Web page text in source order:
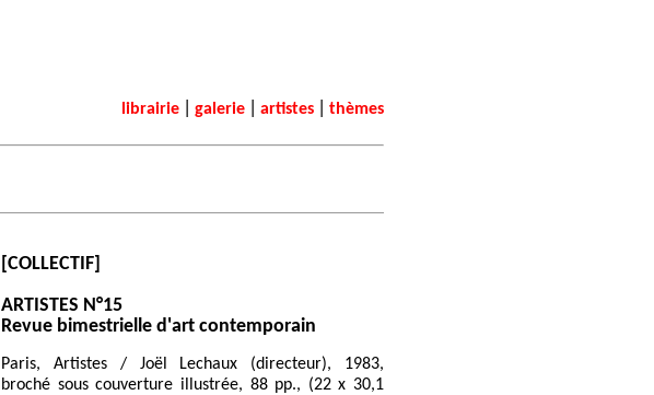
librairie galerie artistes thèmes
[COLLECTIF]
ARTISTES N°15
Revue bimestrielle d'art contemporain
Paris, Artistes / Joël Lechaux (directeur), 1983,
broché sous couverture illustrée, 88 pp., (22 x 30,1